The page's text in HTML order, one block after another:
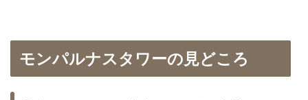
モンパルナスタワーの見どころ